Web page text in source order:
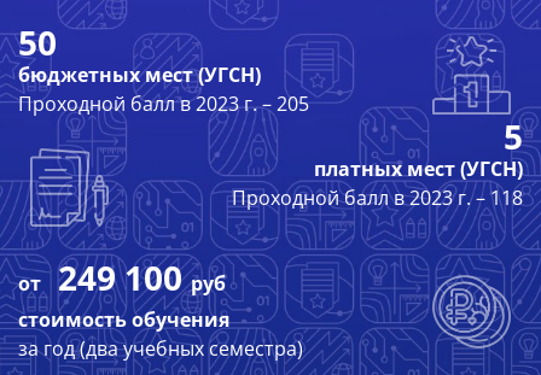
50
бюджетных мест (УГСН)
Проходной балл в 2023 г. – 205
5
платных мест (УГСН)
Проходной балл в 2023 г. – 118
от 249 100руб
стоимость обучения
за год (два учебных семестра)